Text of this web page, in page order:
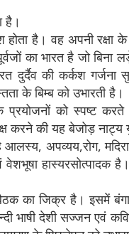
है।
है। वह अपनी रक्षा
का भारत है जो
की कर्कश गर्जना
के बिम्ब को उभारती है।
प्रयोजनों को स्पष्ट
करने की यह बेजोड़ नाट्य
अपव्यय,रोग,
वेशभूषा
जिक्र है। इसमें
भाषी देशी सज्जन एवं